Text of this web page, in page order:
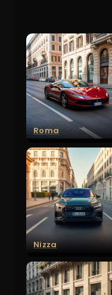
Roma
Nizza